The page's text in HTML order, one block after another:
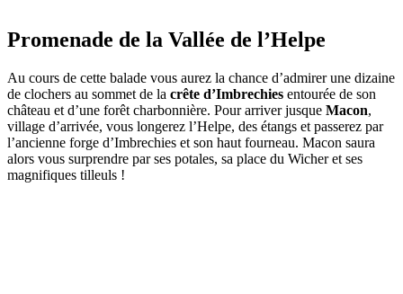
Promenade de la Vallée de l’Helpe
Au cours de cette balade vous aurez la chance d’admirer une dizaine
de clochers au sommet de la crête d’Imbrechies entourée de son
château et d’une forêt charbonnière. Pour arriver jusque Macon,
village d’arrivée, vous longerez l’Helpe, des étangs et passerez par
l’ancienne forge d’Imbrechies et son haut fourneau. Macon saura
alors vous surprendre par ses potales, sa place du Wicher et ses
magnifiques tilleuls !